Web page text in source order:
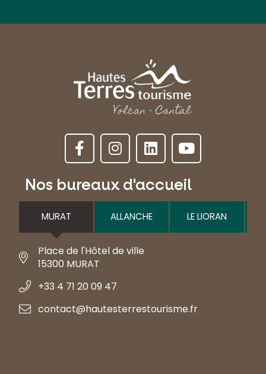
Nos bureaux d'accueil
MURAT ALLANCHE LE LIORAN
Place de l'Hôtel de ville
15300 MURAT
+33 4 71 20 09 47
contact@hautesterrestourisme.fr